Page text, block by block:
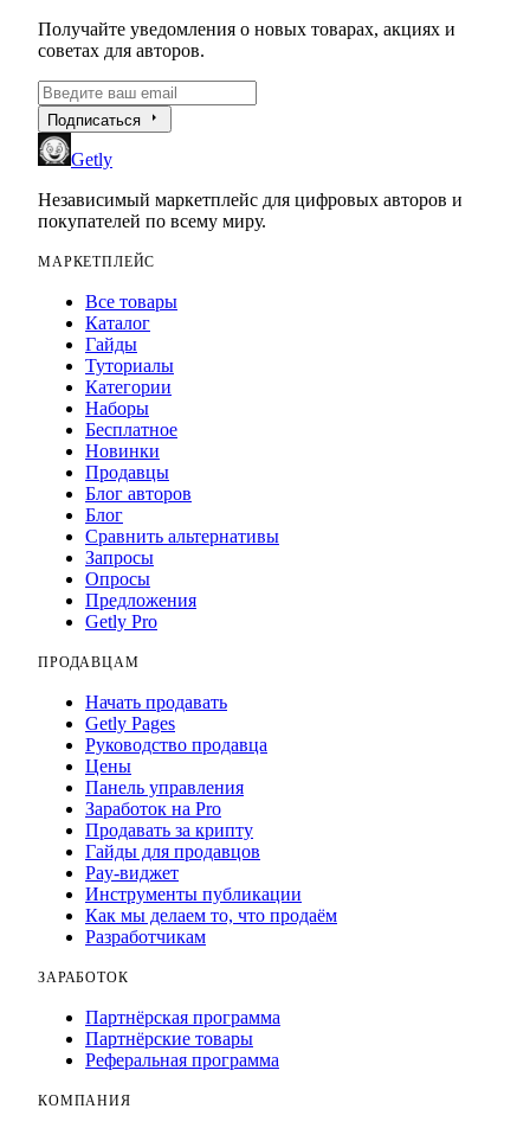
Получайте уведомления о новых товарах, акциях и
советах для авторов.
Подписаться arrow_right
Getly
Независимый маркетплейс для цифровых авторов и
покупателей по всему миру.
МАРКЕТПЛЕЙС
Все товары
Каталог
Гайды
Туториалы
Категории
Наборы
Бесплатное
Новинки
Продавцы
Блог авторов
Блог
Сравнить альтернативы
Запросы
Опросы
Предложения
Getly Pro
ПРОДАВЦАМ
Начать продавать
Getly Pages
Руководство продавца
Цены
Панель управления
Заработок на Pro
Продавать за крипту
Гайды для продавцов
Pay-виджет
Инструменты публикации
Как мы делаем то, что продаём
Разработчикам
ЗАРАБОТОК
Партнёрская программа
Партнёрские товары
Реферальная программа
КОМПАНИЯ